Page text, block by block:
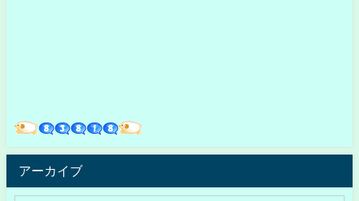
アーカイブ